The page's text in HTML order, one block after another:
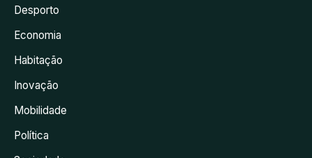
Desporto
Economia
Habitação
Inovação
Mobilidade
Política